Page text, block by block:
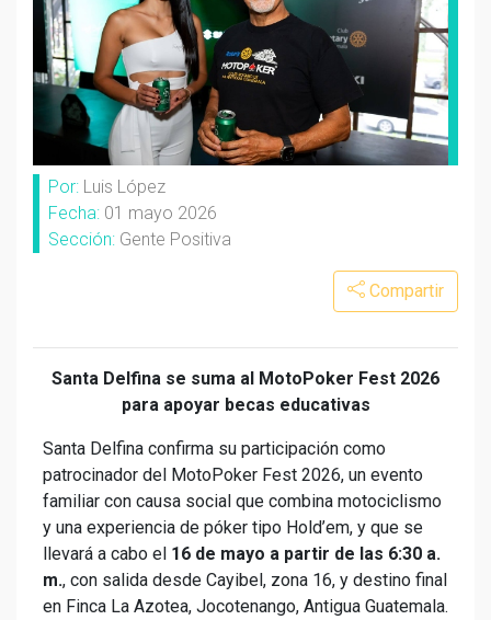
Por: Luis López
Fecha: 01 mayo 2026
Sección: Gente Positiva
Compartir
Santa Delfina se suma al MotoPoker Fest 2026
para apoyar becas educativas
Santa Delfina confirma su participación como
patrocinador del MotoPoker Fest 2026, un evento
familiar con causa social que combina motociclismo
y una experiencia de póker tipo Hold’em, y que se
llevará a cabo el 16 de mayo a partir de las 6:30 a.
m., con salida desde Cayibel, zona 16, y destino final
en Finca La Azotea, Jocotenango, Antigua Guatemala.